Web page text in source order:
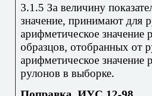
3.1.5 За величину
значение, принимают для
арифметическое значение
образцов, отобранных от
арифметическое значение
рулонов в выборке.